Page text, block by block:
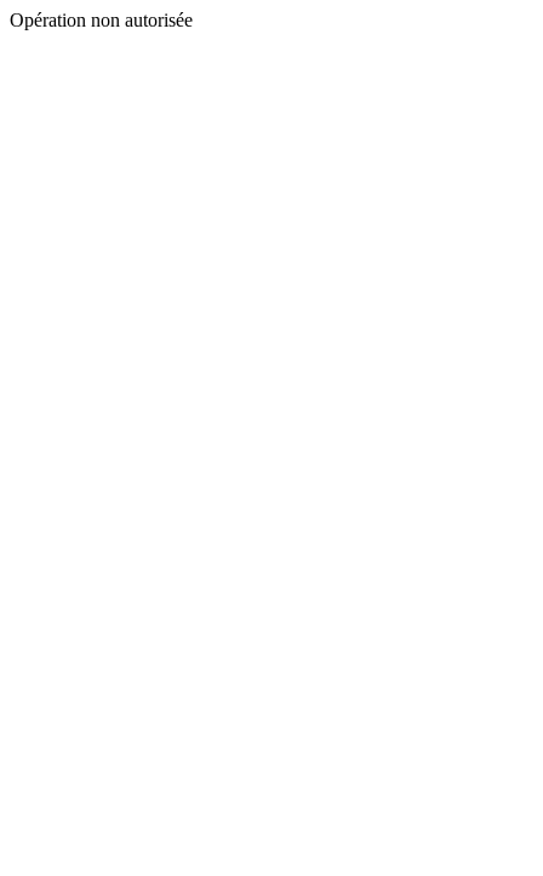
Opération non autorisée